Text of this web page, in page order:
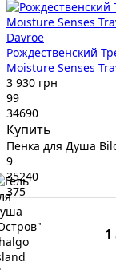
1
Davroe
Рождественский
Moisture Senses
3 930 грн
99
34690
Купить
Пенка для Душа
9
35240
375
Bilou
Category products
Гели / Муссы /